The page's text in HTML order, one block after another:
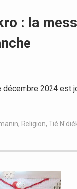
: la
2024 est
, Religion, Tié